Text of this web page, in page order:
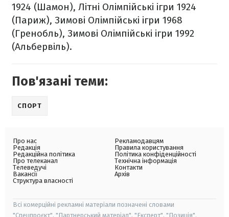
1924 (Шамон), Літні Олімпійські ігри 1924
(Париж), Зимові Олімпійські ігри 1968
(Гренобль), Зимові Олімпійські ігри 1992
(Альбервіль).
Пов'язані теми:
СПОРТ
Про нас
Редакція
Редакційна політика
Про телеканал
Телеведучі
Вакансії
Структура власності
Рекламодавцям
Правила користування
Політика конфіденційності
Технічна інформація
Контакти
Архів
Всі комерційні рекламні матеріали позначені словами
"Спецпроєкт", "Партнерський матеріал", "Експерт", "Позиція".